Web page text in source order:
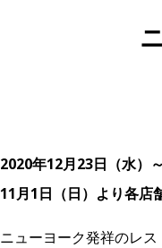
2020年12月23日（水）
11月1日（日）より各店
ニューヨーク発祥のレ